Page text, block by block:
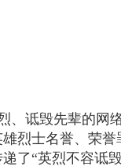
、诋毁先辈的网
雄烈士名誉、荣
了“英烈不容诋